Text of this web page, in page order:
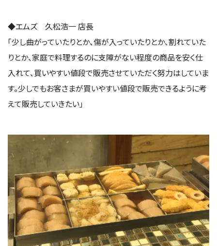
◆エムズ 久松浩一 店長
「少し曲がっていたりとか、傷が入っていたりとか、割れていた
りとか、家庭で料理するのに支障がない程度の商品を安く仕
入れて、買いやすい値段で販売させていただく努力はしていま
す。少しでもお客さまが買いやすい値段で販売できるように考
えて販売していきたい」